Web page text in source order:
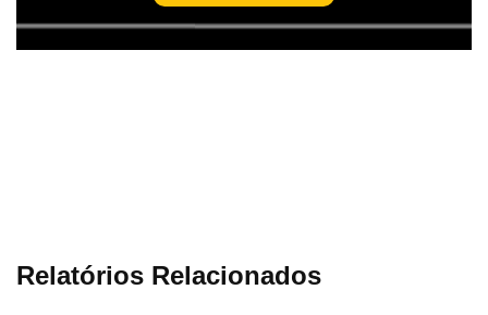
Relatórios Relacionados